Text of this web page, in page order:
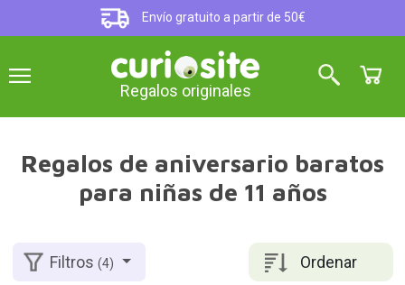
Envío gratuito a partir de 50€
Regalos originales
Regalos de aniversario baratos
para niñas de 11 años
Ordenar
Filtros(4)